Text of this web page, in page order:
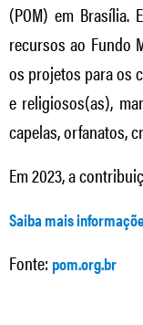
(POM) em Brasília.
recursos ao Fundo
os projetos para os
e religiosos(as),
capelas, orfanatos,
Em 2023, a
Saiba mais
Fonte: pom.org.br